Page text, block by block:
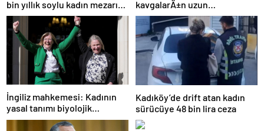
bin yıllık soylu kadın mezarı
bulundu!
kavgalarÄ±n uzun
sÃ¼rmesini engellemenin 5
yolu
İngiliz mahkemesi: Kadının
yasal tanımı biyolojik
cinsiyete dayanır
Kadıköy’de drift atan kadın
sürücüye 48 bin lira ceza